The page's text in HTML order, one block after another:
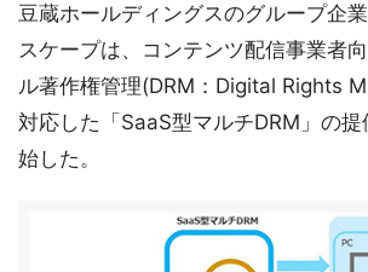
豆蔵ホールディングスのグループ企
スケープは、コンテンツ配信事業者
ル著作権管理(DRM：Digital Rights
対応した「SaaS型マルチDRM」の提
始した。